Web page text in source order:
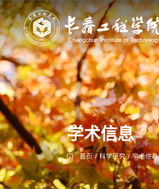
学术信息
首页 / 科学研究 / 学术信息